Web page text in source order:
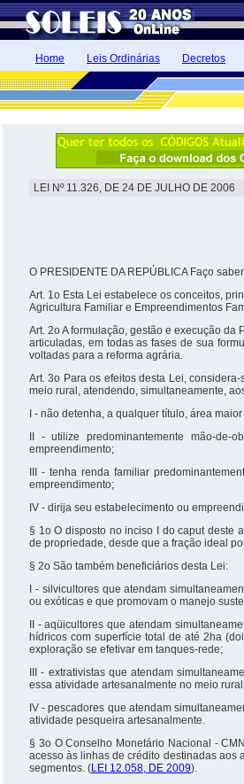
Home Leis Ordinárias Decretos
LEI Nº 11.326, DE 24 DE JULHO DE 2006
O PRESIDENTE DA REPÚBLICA Faço
Art. 1o Esta Lei estabelece os conceitos,
Agricultura Familiar e Empreendimentos
Art. 2o A formulação, gestão e execução
articuladas, em todas as fases de sua
voltadas para a reforma agrária.
Art. 3o Para os efeitos desta Lei,
meio rural, atendendo, simultaneamente,
I - não detenha, a qualquer título, área
II - utilize predominantemente mão-
empreendimento;
III - tenha renda familiar
empreendimento;
IV - dirija seu estabelecimento ou
§ 1o O disposto no inciso I do caput deste
de propriedade, desde que a fração ideal
§ 2o São também beneficiários desta Lei:
I - silvicultores que atendam
ou exóticas e que promovam o manejo
II - aqüicultores que atendam
hídricos com superfície total de até 2ha
exploração se efetivar em tanques-rede;
III - extrativistas que atendam
essa atividade artesanalmente no meio
IV - pescadores que atendam
atividade pesqueira artesanalmente.
§ 3o O Conselho Monetário Nacional -
acesso às linhas de crédito destinadas aos
segmentos. (LEI 12.058, DE 2009).